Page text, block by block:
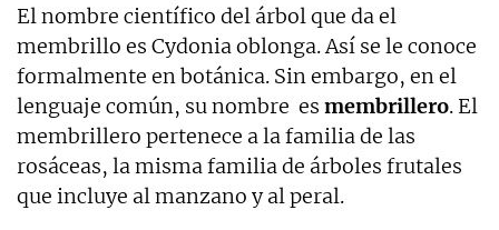
El nombre científico del árbol que da el
membrillo es Cydonia oblonga. Así se le conoce
formalmente en botánica. Sin embargo, en el
lenguaje común, su nombre es membrillero. El
membrillero pertenece a la familia de las
rosáceas, la misma familia de árboles frutales
que incluye al manzano y al peral.